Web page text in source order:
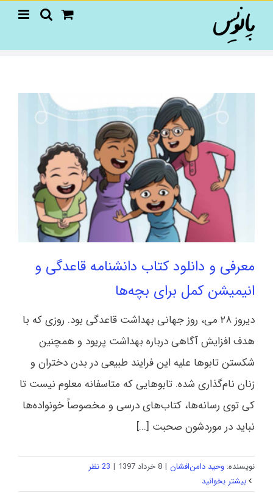
content
معرفی و دانلود کتاب دانشنامه قاعدگی و
انیمیشن کمل برای بچه‌ها
دیروز ۲۸ می، روز جهانی بهداشت قاعدگی بود. روزی که با
هدف افزایش آگاهی درباره بهداشت پریود و همچنین
شکستن تابوها علیه این فرایند طبیعی در بدن دختران و
زنان نام‌گذاری شده. تابوهایی که متاسفانه معلوم نیست تا
کی توی رسانه‌ها، کتاب‌های درسی و مخصوصاً خونواده‌ها
نباید در موردشون صحبت [...]
نویسنده: وحید دامن‌افشان | 8 خرداد 1397 | 23 نظر
بیشتر بخوانید